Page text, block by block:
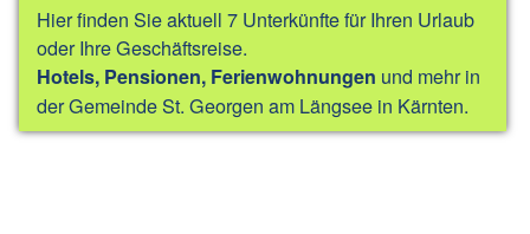
Hier finden Sie aktuell 7 Unterkünfte für Ihren Urlaub
oder Ihre Geschäftsreise.
Hotels, Pensionen, Ferienwohnungen und mehr in
der Gemeinde St. Georgen am Längsee in Kärnten.